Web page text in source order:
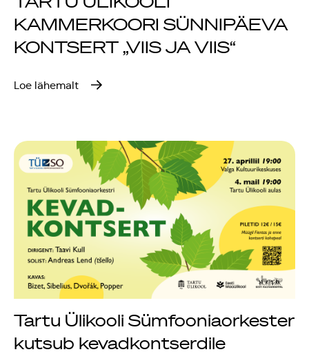
Tartus
KAMMERKOORI SÜNNIPÄEVA
KONTSERT „VIIS JA VIIS“
Loe lähemalt
Tartu Ülikooli Sümfooniaorkester
kutsub kevadkontserdile